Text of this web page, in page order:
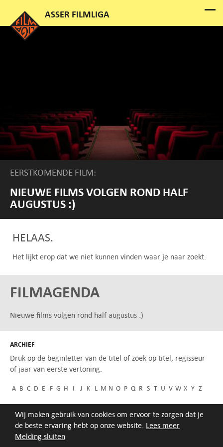
Melding sluiten
Wij maken gebruik van cookies om ervoor te zorgen dat je
de beste ervaring hebt op onze website. Lees meer
EERSTKOMENDE FILM:
NIEUWE FILMS VOLGEN ROND HALF
AUGUSTUS :)
HELAAS.
Het lijkt erop dat we niet kunnen vinden waar je naar zoekt.
FILMAGENDA
Nieuwe films volgen rond half augustus :)
ARCHIEF
Druk op de beginletter van de titel of zoek op titel, regisseur
of jaar van eerste vertoning.
A B C D E F G H I J K L M N O P Q R S T U V W X Y Z